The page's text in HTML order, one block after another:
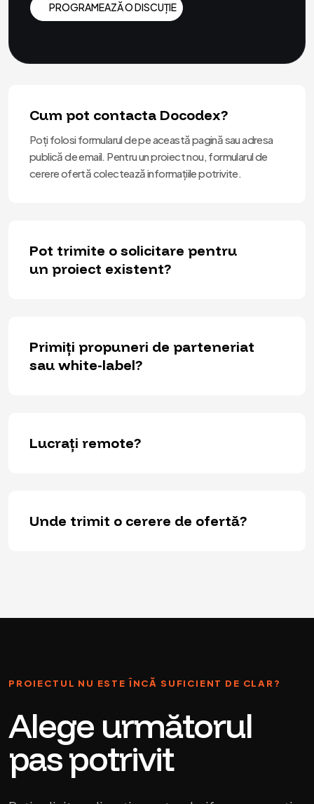
PROGRAMEAZĂ O DISCUȚIE
PROGRAMEAZĂ O DISCUȚIE
Cum pot contacta Docodex?
Poți folosi formularul de pe această pagină sau adresa
publică de email. Pentru un proiect nou, formularul de
cerere ofertă colectează informațiile potrivite.
Pot trimite o solicitare pentru
un proiect existent?
Primiți propuneri de parteneriat
sau white-label?
Lucrați remote?
Unde trimit o cerere de ofertă?
PROIECTUL NU ESTE ÎNCĂ SUFICIENT DE CLAR?
Alege următorul
pas potrivit